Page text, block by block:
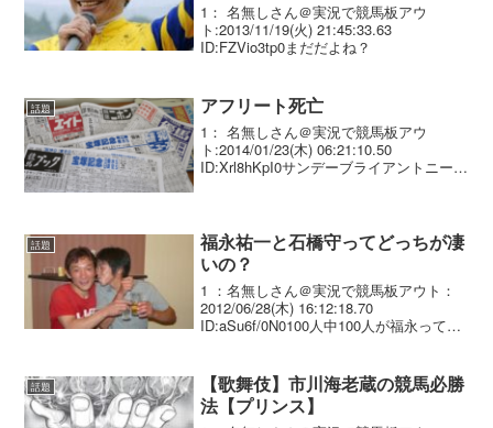
1： 名無しさん＠実況で競馬板アウ
ト:2013/11/19(火) 21:45:33.63
ID:FZVio3tp0まだだよね？
話題 アフリート死亡
1： 名無しさん＠実況で競馬板アウ
ト:2014/01/23(木) 06:21:10.50
ID:Xrl8hKpI0サンデーブライアントニービ
話題
福永祐一と石橋守ってどっちが凄
いの？
1 ：名無しさん＠実況で競馬板アウト：
2012/06/28(木) 16:12:18.70
ID:aSu6f/0N0100人中100人が福永って言
話題
【歌舞伎】市川海老蔵の競馬必勝
法【プリンス】